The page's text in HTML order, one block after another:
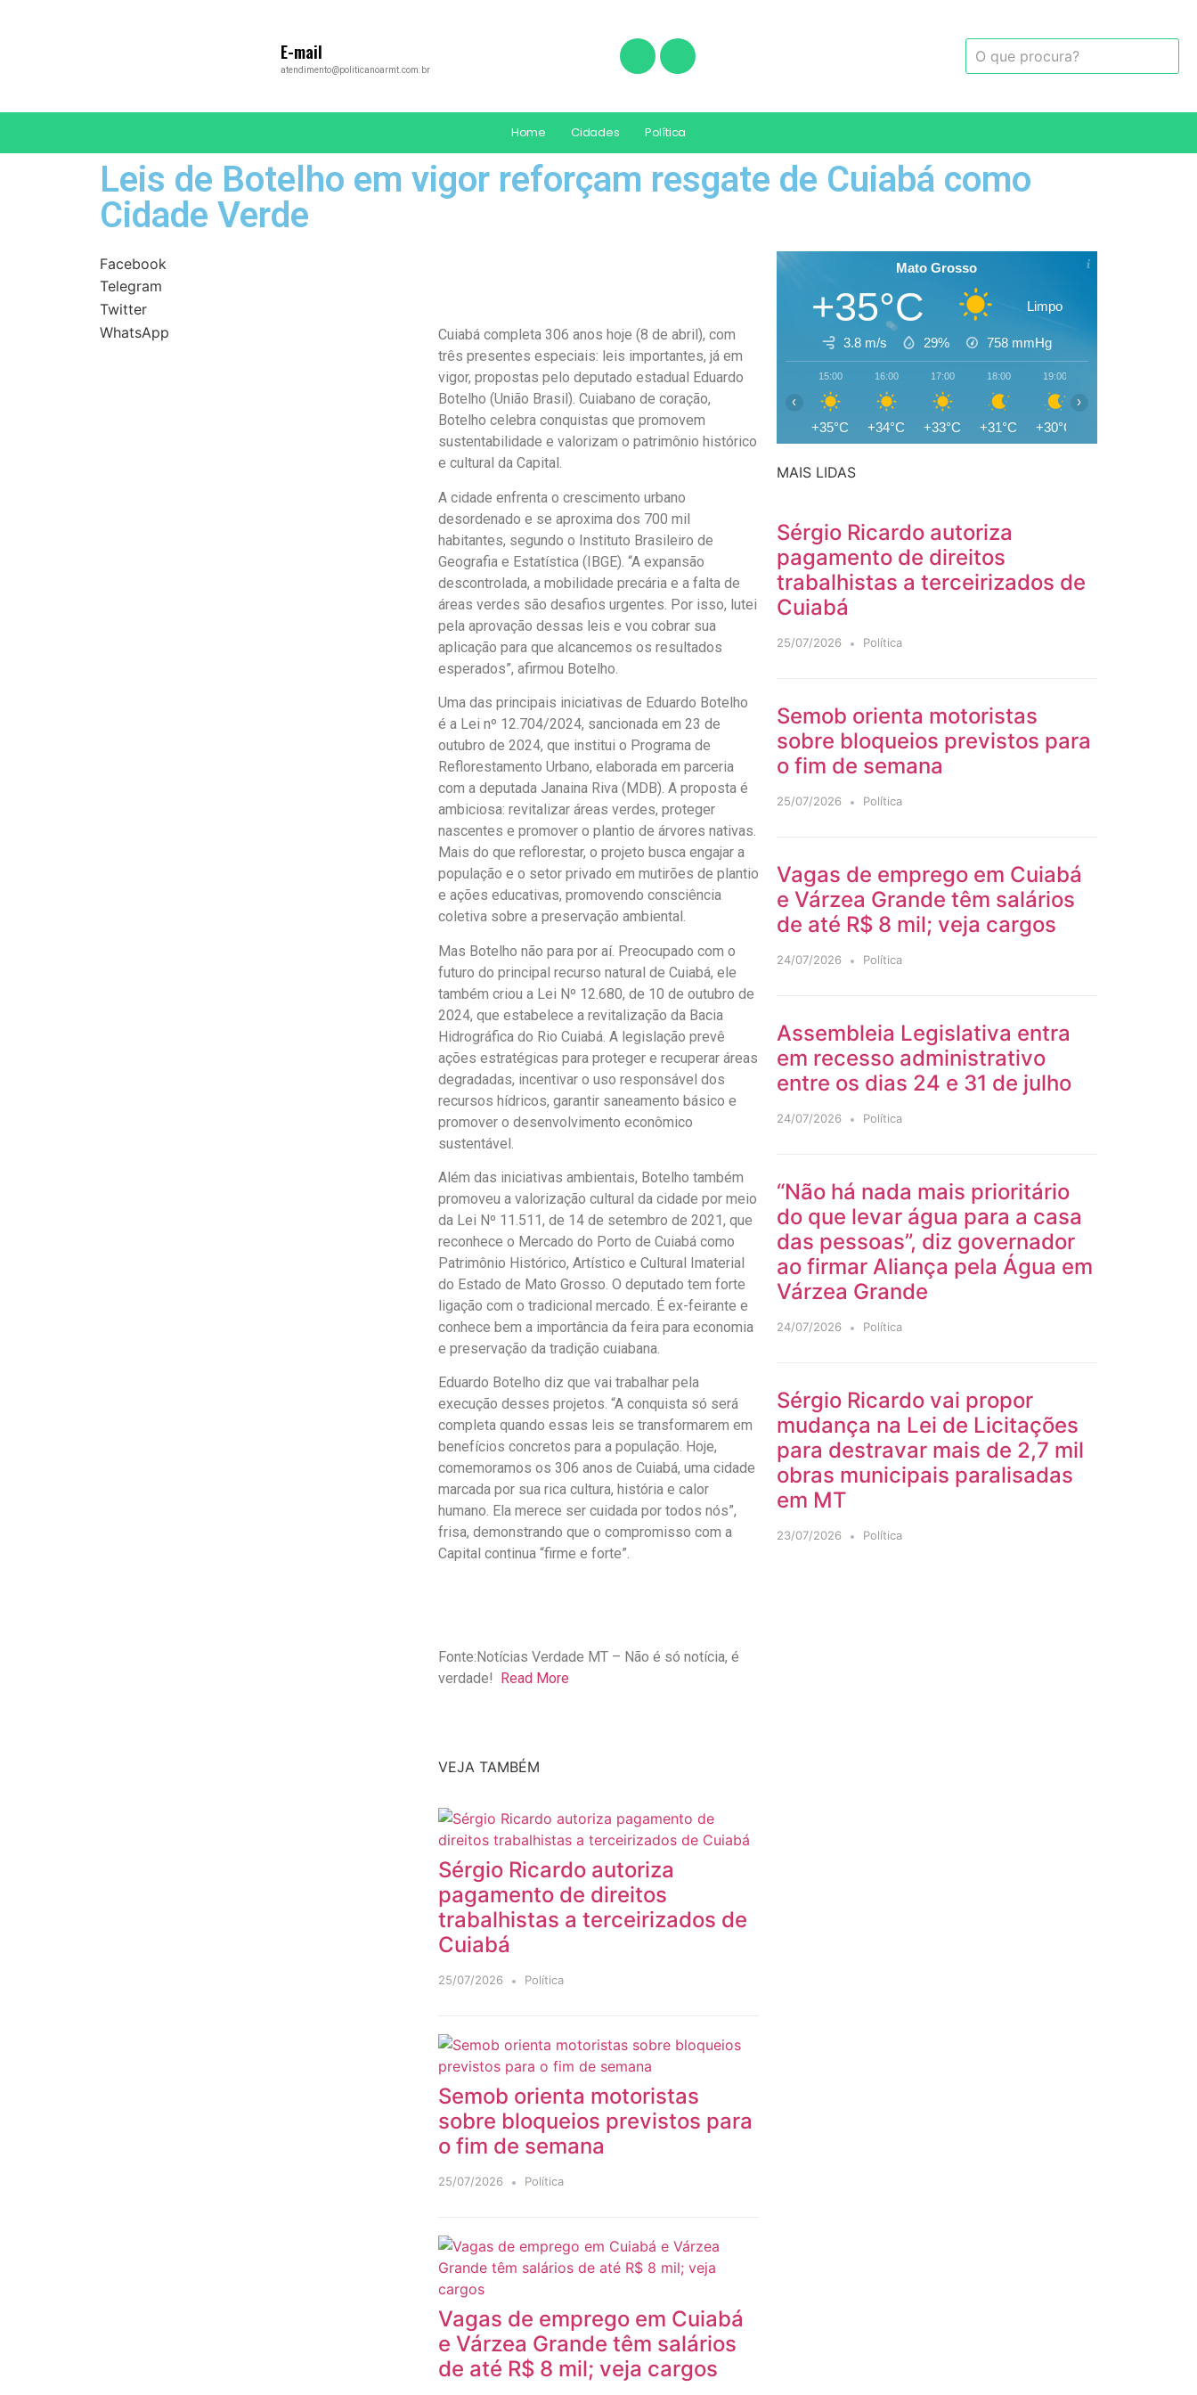
E-mail
atendimento@politicanoarmt.com.br
Home Cidades Política
Leis de Botelho em vigor reforçam resgate de Cuiabá como
Cidade Verde
Facebook
Telegram
Twitter
WhatsApp
Cuiabá completa 306 anos hoje (8 de abril), com
três presentes especiais: leis importantes, já em
vigor, propostas pelo deputado estadual Eduardo
Botelho (União Brasil). Cuiabano de coração,
Botelho celebra conquistas que promovem
sustentabilidade e valorizam o patrimônio histórico
e cultural da Capital.
A cidade enfrenta o crescimento urbano
desordenado e se aproxima dos 700 mil
habitantes, segundo o Instituto Brasileiro de
Geografia e Estatística (IBGE). “A expansão
descontrolada, a mobilidade precária e a falta de
áreas verdes são desafios urgentes. Por isso, lutei
pela aprovação dessas leis e vou cobrar sua
aplicação para que alcancemos os resultados
esperados”, afirmou Botelho.
Uma das principais iniciativas de Eduardo Botelho
é a Lei nº 12.704/2024, sancionada em 23 de
outubro de 2024, que institui o Programa de
Reflorestamento Urbano, elaborada em parceria
com a deputada Janaina Riva (MDB). A proposta é
ambiciosa: revitalizar áreas verdes, proteger
nascentes e promover o plantio de árvores nativas.
Mais do que reflorestar, o projeto busca engajar a
população e o setor privado em mutirões de plantio
e ações educativas, promovendo consciência
coletiva sobre a preservação ambiental.
Mas Botelho não para por aí. Preocupado com o
futuro do principal recurso natural de Cuiabá, ele
também criou a Lei Nº 12.680, de 10 de outubro de
2024, que estabelece a revitalização da Bacia
Hidrográfica do Rio Cuiabá. A legislação prevê
ações estratégicas para proteger e recuperar áreas
degradadas, incentivar o uso responsável dos
recursos hídricos, garantir saneamento básico e
promover o desenvolvimento econômico
sustentável.
Além das iniciativas ambientais, Botelho também
promoveu a valorização cultural da cidade por meio
da Lei Nº 11.511, de 14 de setembro de 2021, que
reconhece o Mercado do Porto de Cuiabá como
Patrimônio Histórico, Artístico e Cultural Imaterial
do Estado de Mato Grosso. O deputado tem forte
ligação com o tradicional mercado. É ex-feirante e
conhece bem a importância da feira para economia
e preservação da tradição cuiabana.
Eduardo Botelho diz que vai trabalhar pela
execução desses projetos. “A conquista só será
completa quando essas leis se transformarem em
benefícios concretos para a população. Hoje,
comemoramos os 306 anos de Cuiabá, uma cidade
marcada por sua rica cultura, história e calor
humano. Ela merece ser cuidada por todos nós”,
frisa, demonstrando que o compromisso com a
Capital continua “firme e forte”.
Fonte:Notícias Verdade MT – Não é só notícia, é
verdade! Read More
VEJA TAMBÉM
Sérgio Ricardo autoriza
pagamento de direitos
trabalhistas a terceirizados de
Cuiabá
25/07/2026 Política
Semob orienta motoristas
sobre bloqueios previstos para
o fim de semana
25/07/2026 Política
Vagas de emprego em Cuiabá
e Várzea Grande têm salários
de até R$ 8 mil; veja cargos
Mato Grosso
+35°C Limpo
3.8 m/s 29% 758 mmHg
15:00
+35°C
16:00
+34°C
17:00
+33°C
18:00
+31°C
19:00
+30°C
‹ ›
MAIS LIDAS
Sérgio Ricardo autoriza
pagamento de direitos
trabalhistas a terceirizados de
Cuiabá
25/07/2026 Política
Semob orienta motoristas
sobre bloqueios previstos para
o fim de semana
25/07/2026 Política
Vagas de emprego em Cuiabá
e Várzea Grande têm salários
de até R$ 8 mil; veja cargos
24/07/2026 Política
Assembleia Legislativa entra
em recesso administrativo
entre os dias 24 e 31 de julho
24/07/2026 Política
“Não há nada mais prioritário
do que levar água para a casa
das pessoas”, diz governador
ao firmar Aliança pela Água em
Várzea Grande
24/07/2026 Política
Sérgio Ricardo vai propor
mudança na Lei de Licitações
para destravar mais de 2,7 mil
obras municipais paralisadas
em MT
23/07/2026 Política